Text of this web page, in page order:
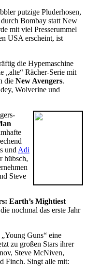
putzige Pluderhosen,
Bombay statt New
mit viel Presserummel
USA erscheint, ist
die Hypemaschine
„alte“ Rächer-Serie mit
die New Avengers.
Wolverine und
und Adi
hübsch,
Steve
Earth’s Mightiest
nochmal das erste Jahr
Guns“ eine
zu großen Stars ihrer
Steve McNiven,
Finch. Singt alle mit: